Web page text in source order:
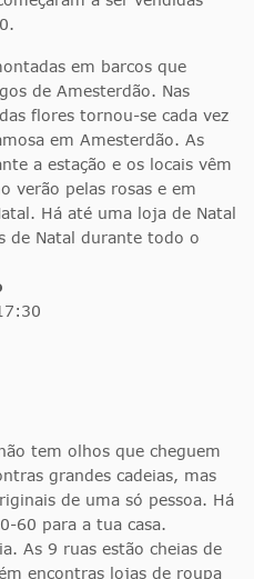
em barcos que
de Amesterdão. Nas
flores tornou-se cada vez
em Amesterdão. As
a estação e os locais vêm
verão pelas rosas e em
Há até uma loja de Natal
de Natal durante todo o
tem olhos que cheguem
grandes cadeias, mas
de uma só pessoa. Há
60 para a tua casa.
As 9 ruas estão cheias de
encontras lojas de roupa